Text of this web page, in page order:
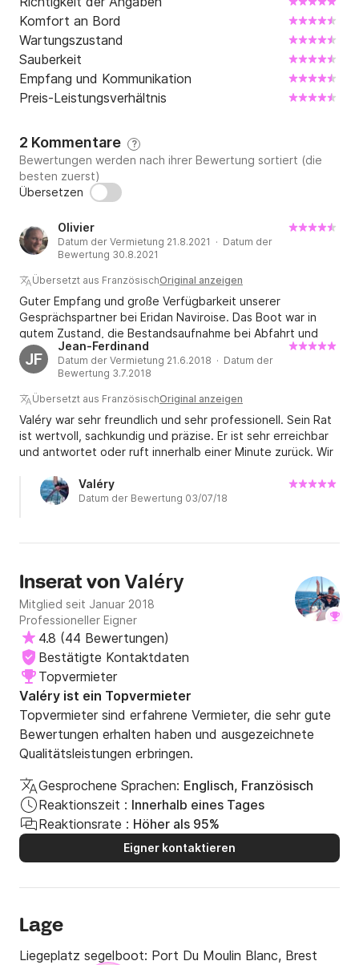
Offshore-Ausrüstung, ein Liegeplatz im Yachthafen
Brest Moulin-Blanc und die Bootsübergabe.
Zusätzliche Kosten:
- Verbrauchsmaterialien (Batterien, Gas) pro Woche
- Treibstoffverbrauch während Ihrer Kreuzfahrt
Zusätzliche Optionen:
- Endreinigung (ohne Deck und Beiboot): 120 €
- Beibootmotor: 90 €/Woche
- Abendeinstieg: 80 € (je nach Verfügbarkeit)
- Selbstbeteiligungsbefreiung: 4 % des Mietpreises
(Mindestprämie 80 €)
Ich stehe Ihnen gerne für Fragen zum Boot oder
Ihren Segelplänen zur Verfügung. Sie erreichen mich
per Nachricht unter +Click&Boat
Bis bald!
Komfort an Bord
Wartungszustand
Sauberkeit
Empfang und Kommunikation
Preis-Leistungsverhältnis
2 Kommentare ?
Bewertungen werden nach ihrer Bewertung sortiert (die
besten zuerst)
Übersetzen
Olivier
Datum der Vermietung 21.8.2021 · Datum der
Bewertung 30.8.2021
Übersetzt aus FranzösischOriginal anzeigen
Guter Empfang und große Verfügbarkeit unserer
Gesprächspartner bei Eridan Naviroise. Das Boot war in
gutem Zustand, die Bestandsaufnahme bei Abfahrt und
Ankunft erfolgte schnell und effizient. Wir werden bei
Gelegenheit wiederkommen!
JF
Jean-Ferdinand
Datum der Vermietung 21.6.2018 · Datum der
Bewertung 3.7.2018
Übersetzt aus FranzösischOriginal anzeigen
Valéry war sehr freundlich und sehr professionell. Sein Rat
ist wertvoll, sachkundig und präzise. Er ist sehr erreichbar
und antwortet oder ruft innerhalb einer Minute zurück. Wir
Leistung dieser Océanis 37. Wir werden ihm bei einer
zukünftigen Vermietung vertrauen.
Valéry
Datum der Bewertung 03/07/18
Inserat von Valéry
Mitglied seit Januar 2018
Professioneller Eigner
4.8 (44 Bewertungen)
Bestätigte Kontaktdaten
Topvermieter
Valéry ist ein Topvermieter
Topvermieter sind erfahrene Vermieter, die sehr gute
Bewertungen erhalten haben und ausgezeichnete
Qualitätsleistungen erbringen.
Gesprochene Sprachen: Englisch, Französisch
Reaktionszeit : Innerhalb eines Tages
Reaktionsrate : Höher als 95%
Eigner kontaktieren
Lage
Liegeplatz segelboot: Port Du Moulin Blanc, Brest